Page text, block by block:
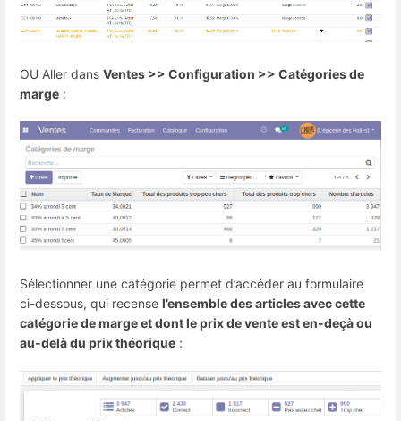
OU Aller dans Ventes >> Configuration >> Catégories de
marge :
Sélectionner une catégorie permet d’accéder au formulaire
ci-dessous, qui recense l’ensemble des articles avec cette
catégorie de marge et dont le prix de vente est en-deçà ou
au-delà du prix théorique :